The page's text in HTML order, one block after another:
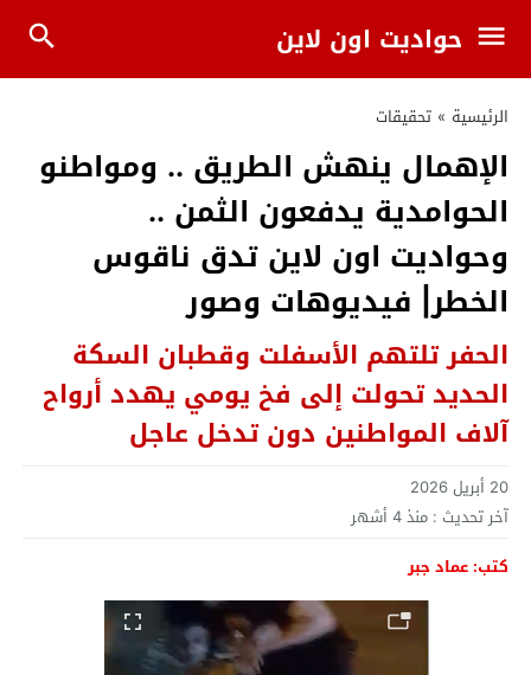
حواديت اون لاين
الرئيسية » تحقيقات
الإهمال ينهش الطريق .. ومواطنو
الحوامدية يدفعون الثمن ..
وحواديت اون لاين تدق ناقوس
الخطر| فيديوهات وصور
الحفر تلتهم الأسفلت وقطبان السكة
الحديد تحولت إلى فخ يومي يهدد أرواح
آلاف المواطنين دون تدخل عاجل
20 أبريل 2026
آخر تحديث : منذ 4 أشهر
كتب: عماد جبر